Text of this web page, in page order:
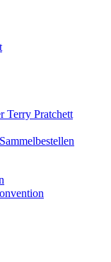
Terry Pratchett